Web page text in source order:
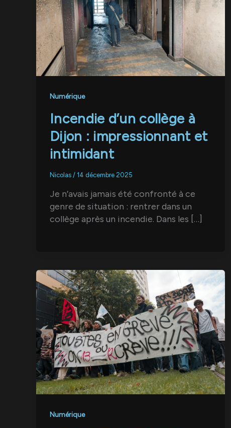
Numérique
Incendie d’un collège à
Dijon : impressionnant et
intimidant
Nicolas / 14 décembre 2025
Je n’avais jamais été confronté à ce
genre de situation : rentrer dans un
collège après un incendie. Dans les […]
Numérique